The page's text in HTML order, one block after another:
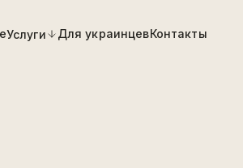
Услуги Для украинцевКонтакты